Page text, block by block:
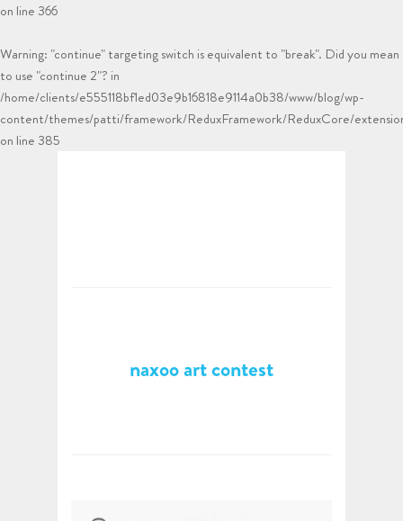
on line366
Warning: "continue" targeting switch is equivalent to "break". Did you mean
to use "continue 2"? in
/home/clients/e555118bf1ed03e9b16818e9114a0b38/www/blog/wp-
content/themes/patti/framework/ReduxFramework/ReduxCore/
on line385
naxoo art contest